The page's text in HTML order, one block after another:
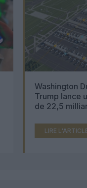
Washington
Trump lance
de 22,5
LIRE